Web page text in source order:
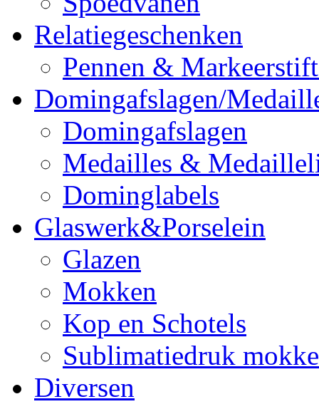
Relatiegeschenken
Pennen &
Domingafslagen/
Domingafslagen
Medailles &
Dominglabels
Glaswerk&Porselein
Glazen
Mokken
Kop en Schotels
Sublimatiedruk
Diversen